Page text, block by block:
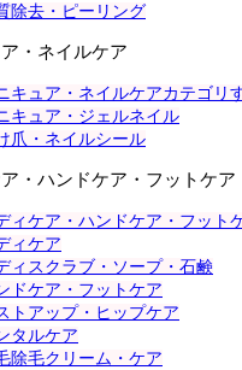
除去・ピーリング
・ネイルケア
キュア・ネイルケアカテゴリ
キュア・ジェルネイル
爪・ネイルシール
・ハンドケア・フットケア
ィケア・ハンドケア・フット
ィケア
ィスクラブ・ソープ・石鹸
ドケア・フットケア
トアップ・ヒップケア
タルケア
除毛クリーム・ケア